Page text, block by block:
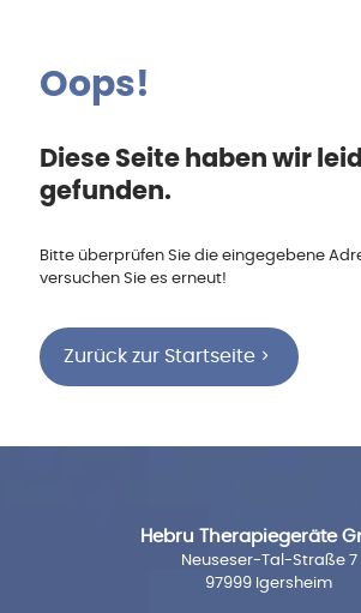
Oops!
Diese Seite haben wir
gefunden.
Bitte überprüfen Sie die eingegebene
versuchen Sie es erneut!
Zurück zur Startseite
Hebru Therapiegeräte
Neuseser-Tal-Straße 7
97999 Igersheim